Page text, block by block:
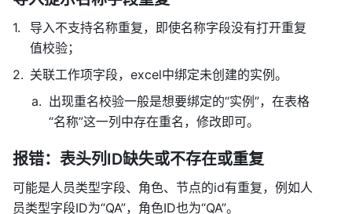
导入不支持名称重复，即使名称字段没有打开重复
值校验；
关联工作项字段，excel中绑定未创建的实例。
出现重名校验一般是想要绑定的“实例”，在表格
“名称”这一列中存在重名，修改即可。
报错：表头列ID缺失或不存在或重复
可能是人员类型字段、角色、节点的id有重复，例如人
员类型字段ID为“QA”，角色ID也为“QA”。